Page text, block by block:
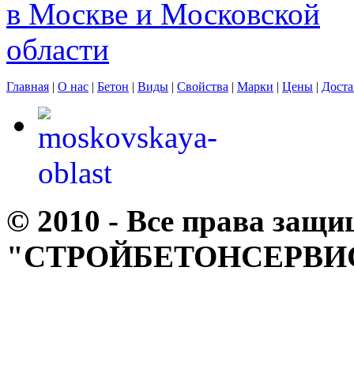
Главная | О нас | Бетон | Виды | Свойства | Марки | Цены |
© 2010 - Все права